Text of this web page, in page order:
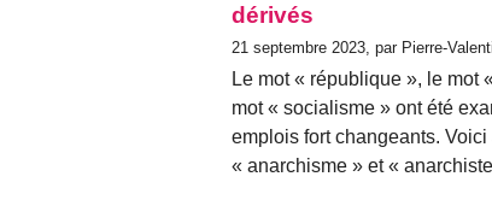
dérivés
21 septembre 2023, par Pierre-
Le mot « république », le mot
mot « socialisme » ont été
emplois fort changeants.
« anarchisme » et «